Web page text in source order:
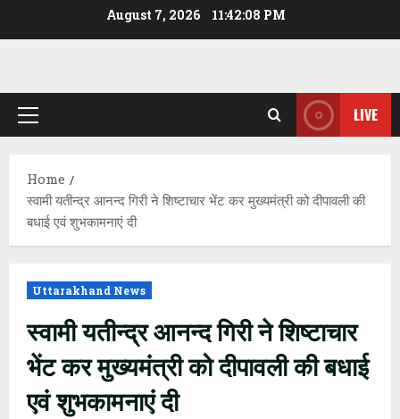
August 7, 2026 11:42:08 PM
Primary
LIVE
Home
स्वामी यतीन्द्र आनन्द गिरी ने शिष्टाचार भेंट कर मुख्यमंत्री को दीपावली की
बधाई एवं शुभकामनाएं दी
Uttarakhand News
स्वामी यतीन्द्र आनन्द गिरी ने शिष्टाचार
भेंट कर मुख्यमंत्री को दीपावली की बधाई
एवं शुभकामनाएं दी